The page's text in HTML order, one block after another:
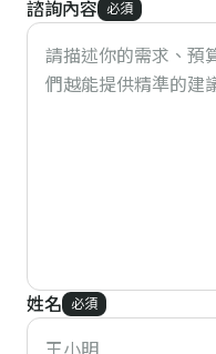
諮詢內容 必須
姓名 必須